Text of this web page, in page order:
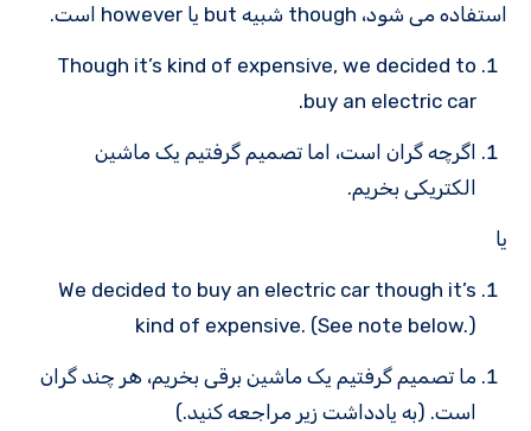
استفاده می شود، though شبیه but یا however است.
Though it’s kind of expensive, we decided to
buy an electric car.
اگرچه گران است، اما تصمیم گرفتیم یک ماشین
الکتریکی بخریم.
یا
We decided to buy an electric car though it’s
kind of expensive. (See note below.)
ما تصمیم گرفتیم یک ماشین برقی بخریم، هر چند گران
است. (به یادداشت زیر مراجعه کنید.)